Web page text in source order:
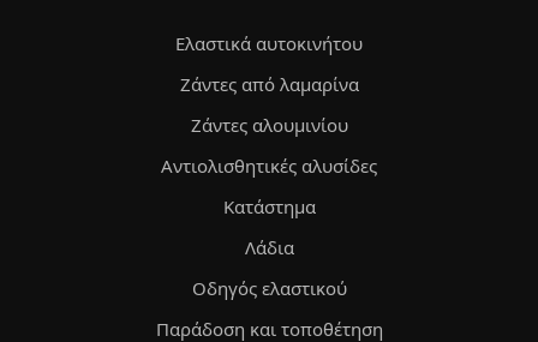
Ελαστικά αυτοκινήτου
Ζάντες από λαμαρίνα
Ζάντες αλουμινίου
Αντιολισθητικές αλυσίδες
Κατάστημα
Λάδια
Οδηγός ελαστικού
Παράδοση και τοποθέτηση